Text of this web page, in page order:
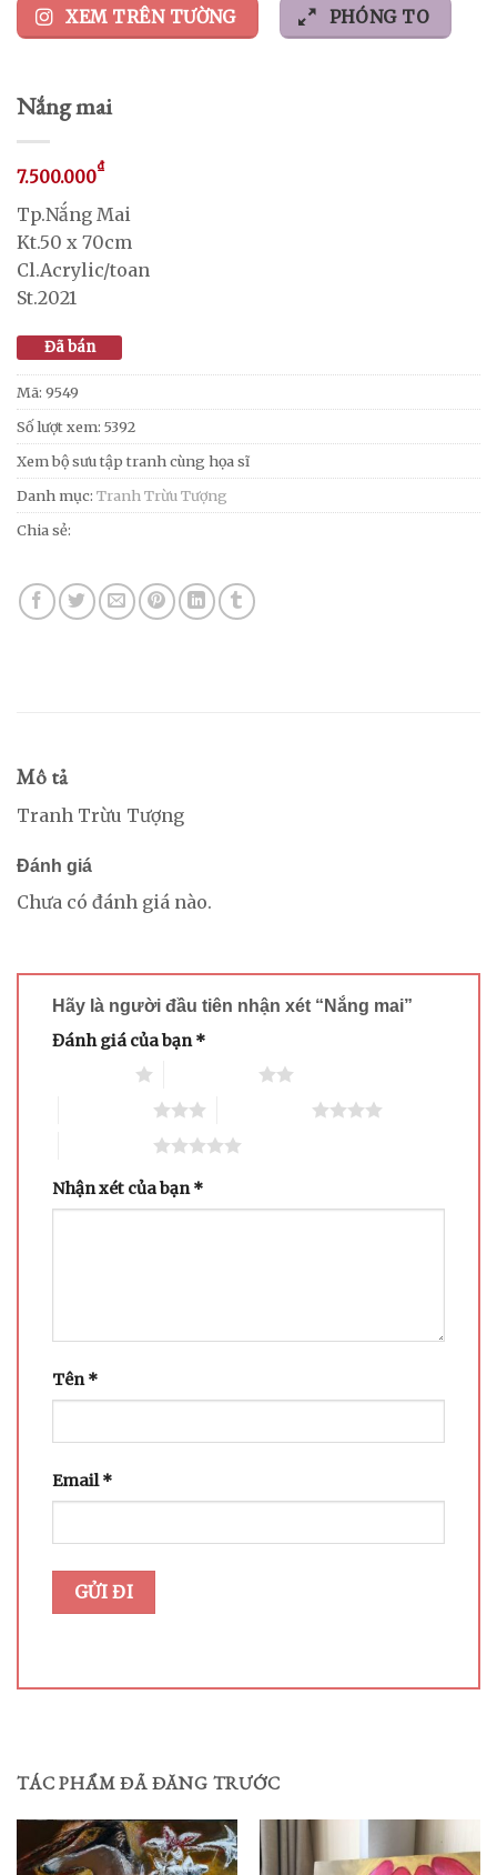
XEM TRÊN TƯỜNG PHÓNG TO
Nắng mai
7.500.000₫
Tp.Nắng Mai
Kt.50 x 70cm
Cl.Acrylic/toan
St.2021
Đã bán
Mã: 9549
Số lượt xem: 5392
Xem bộ sưu tập tranh cùng họa sĩ
Danh mục: Tranh Trừu Tượng
Chia sẻ:
Mô tả
Tranh Trừu Tượng
Đánh giá
Chưa có đánh giá nào.
Hãy là người đầu tiên nhận xét “Nắng mai”
Đánh giá của bạn*
Nhận xét của bạn*
Tên*
Email*
TÁC PHẨM ĐÃ ĐĂNG TRƯỚC